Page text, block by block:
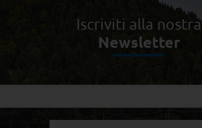
Iscriviti alla nostra
Newsletter